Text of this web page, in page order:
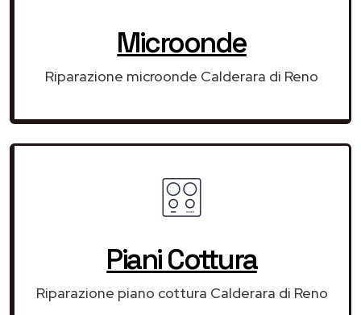
Microonde
Riparazione microonde Calderara di Reno
Piani Cottura
Riparazione piano cottura Calderara di Reno